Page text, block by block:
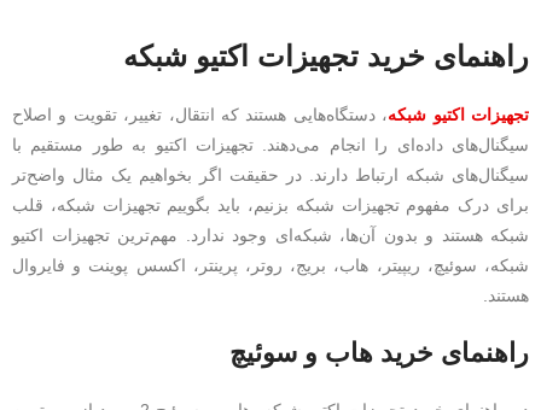
راهنمای خرید تجهیزات اکتیو شبکه
تجهیزات اکتیو شبکه، دستگاه‌هایی هستند که انتقال، تغییر، تقویت و اصلاح
سیگنال‌های داده‌ای را انجام می‌دهند. تجهیزات اکتیو به‌ طور مستقیم با
سیگنال‌های شبکه ارتباط دارند. در حقیقت اگر بخواهیم یک مثال واضح‌تر
برای درک مفهوم تجهیزات شبکه بزنیم، باید بگوییم تجهیزات شبکه، قلب
شبکه هستند و بدون آن‌ها، شبکه‌ای وجود ندارد. مهم‌ترین تجهیزات اکتیو
شبکه، سوئیچ، ریپیتر، هاب، بریج، روتر، پرینتر، اکسس پوینت و فایروال
هستند.
راهنمای خرید هاب و سوئیچ